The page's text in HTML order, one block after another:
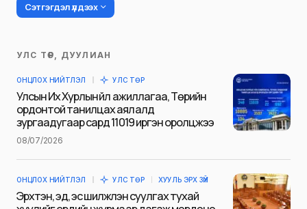
Сэтгэгдэл үлдээх
Таны имэйл хаягийг нийтлэхгүй.
тэмдэглэсэн
Name
УЛС ТӨР, ДУУЛИАН
ОНЦЛОХ НИЙТЛЭЛ УЛС ТӨР
Улсын Их Хурлын үйл ажиллагаа, Төрийн
ордонтой танилцах аялалд
зургаадугаар сард 11019 иргэн оролцжээ
08/07/2026
ОНЦЛОХ НИЙТЛЭЛ УЛС ТӨР ХУУЛЬ ЭРХ ЗҮЙ
Эрхтэн, эд, эс шилжүүлэн суулгах тухай